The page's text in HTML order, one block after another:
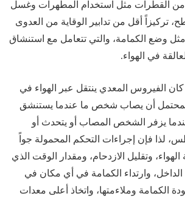
من القطرات مثل استخدام المطهرات وغسل
تركيزاً أقل من تدابير الوقاية من العدوى
مثل وضع الكمامة، والتي تتعامل مع استنشاق
في الهواء.
كان الفيروس المعدي ينتقل عبر الهواء في
المحتمل أن يصاب شخص ما عندما يستنشق
عندما يزفر الشخص المصاب أو يتحدث أو
لذا فإن إجراءات التحكم المحمولة جواً
الهواء، وتقليل الازدحام، ومقدار الوقت الذي
وارتداء الكمامة في أي مكان في
الكمامة وملاءمتها، واتخاذ أعلى معدات